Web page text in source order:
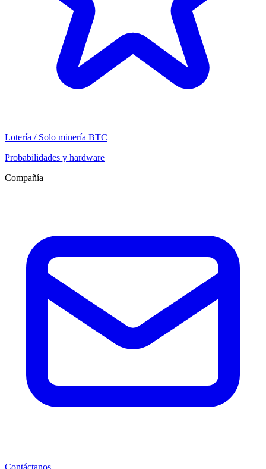
Lotería / Solo minería BTC
Probabilidades y hardware
Compañía
Contáctanos